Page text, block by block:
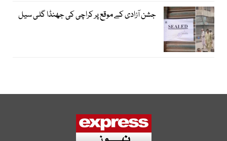
جشن آزادی کے موقع پر کراچی کی جھنڈا گلی سیل